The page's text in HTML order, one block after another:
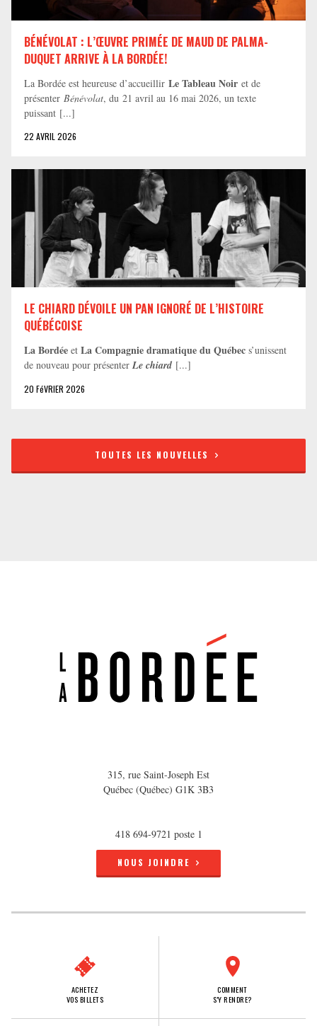
BÉNÉVOLAT : L’ŒUVRE PRIMÉE DE MAUD DE PALMA-
DUQUET ARRIVE À LA BORDÉE!
La Bordée est heureuse d’accueillir Le Tableau Noir et de
présenter Bénévolat, du 21 avril au 16 mai 2026, un texte
puissant [...]
22 AVRIL 2026
LE CHIARD DÉVOILE UN PAN IGNORÉ DE L’HISTOIRE
QUÉBÉCOISE
La Bordée et La Compagnie dramatique du Québec s’unissent
de nouveau pour présenter Le chiard [...]
20 FéVRIER 2026
TOUTES LES NOUVELLES
315, rue Saint-Joseph Est
Québec (Québec) G1K 3B3
418 694-9721 poste 1
NOUS JOINDRE
ACHETEZ
VOS BILLETS
COMMENT
S'Y RENDRE?